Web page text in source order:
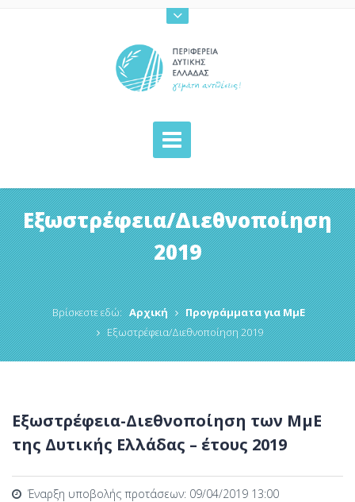
Εξωστρέφεια/Διεθνοποίηση
2019
Βρίσκεστε εδώ: Αρχική
Προγράμματα για ΜμΕ
Εξωστρέφεια/Διεθνοποίηση 2019
Εξωστρέφεια-Διεθνοποίηση των ΜμΕ
της Δυτικής Ελλάδας – έτους 2019
Έναρξη υποβολής προτάσεων: 09/04/2019 13:00